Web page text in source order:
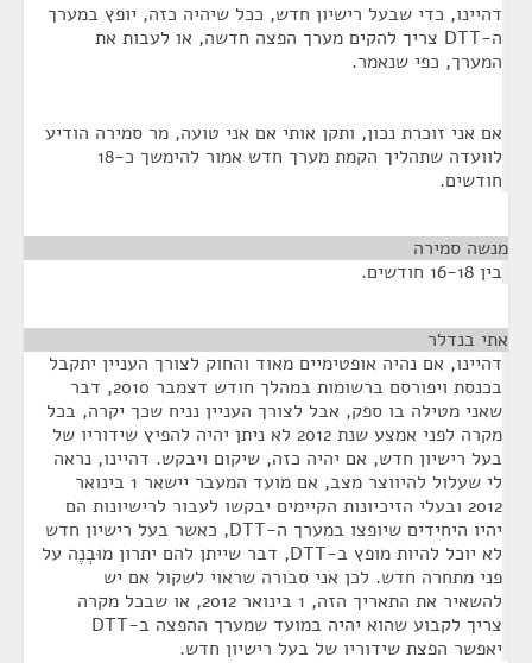
דהיינו, כדי שבעל רישיון חדש, ככל שיהיה כזה, יופץ במערך
ה-DTT צריך להקים מערך הפצה חדשה, או לעבות את
המערך, כפי שנאמר.
אם אני זוכרת נכון, ותקן אותי אם אני טועה, מר סמירה הודיע
לוועדה שתהליך הקמת מערך חדש אמור להימשך כ-18
חודשים.
מנשה סמירה
בין 16-18 חודשים.
אתי בנדלר
דהיינו, אם נהיה אופטימיים מאוד והחוק לצורך העניין יתקבל
בכנסת ויפורסם ברשומות במהלך חודש דצמבר 2010, דבר
שאני מטילה בו ספק, אבל לצורך העניין נניח שכך יקרה, בכל
מקרה לפני אמצע שנת 2012 לא ניתן יהיה להפיץ שידוריו של
בעל רישיון חדש, אם יהיה כזה, שיקום ויבקש. דהיינו, נראה
לי שעלול להיווצר מצב, אם מועד המעבר יישאר 1 בינואר
2012 ובעלי הזיכיונות הקיימים יבקשו לעבור לרישיונות הם
יהיו היחידים שיופצו במערך ה-DTT, כאשר בעל רישיון חדש
לא יוכל להיות מופץ ב-DTT, דבר שייתן להם יתרון מוּבְנֶה על
פני מתחרה חדש. לכן אני סבורה שראוי לשקול אם יש
להשאיר את התאריך הזה, 1 בינואר 2012, או שבכל מקרה
צריך לקבוע שהוא יהיה במועד שמערך ההפצה ב-DTT
יאפשר הפצת שידוריו של בעל רישיון חדש.